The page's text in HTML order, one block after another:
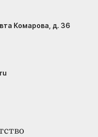
Комарова, д. 36